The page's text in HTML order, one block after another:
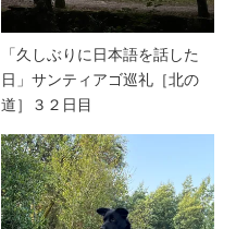
「久しぶりに日本語を話した
日」サンティアゴ巡礼［北の
道］３２日目